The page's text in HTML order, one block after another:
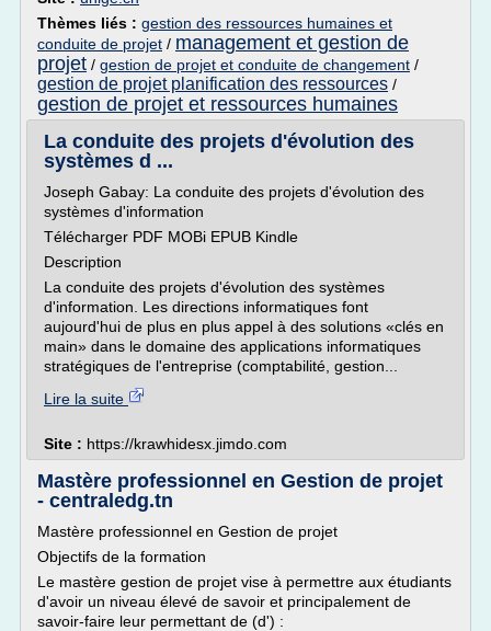
Thèmes liés : gestion des ressources humaines et
conduite de projet / management et gestion de
projet / gestion de projet et conduite de changement /
gestion de projet planification des ressources /
gestion de projet et ressources humaines
La conduite des projets d'évolution des
systèmes d ...
Joseph Gabay: La conduite des projets d'évolution des
systèmes d'information
Télécharger PDF MOBi EPUB Kindle
Description
La conduite des projets d'évolution des systèmes
d'information. Les directions informatiques font
aujourd'hui de plus en plus appel à des solutions «clés en
main» dans le domaine des applications informatiques
stratégiques de l'entreprise (comptabilité, gestion...
Lire la suite
Site : https://krawhidesx.jimdo.com
Mastère professionnel en Gestion de projet
- centraledg.tn
Mastère professionnel en Gestion de projet
Objectifs de la formation
Le mastère gestion de projet vise à permettre aux étudiants
d'avoir un niveau élevé de savoir et principalement de
savoir-faire leur permettant de (d') :